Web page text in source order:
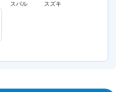
スバル スズキ